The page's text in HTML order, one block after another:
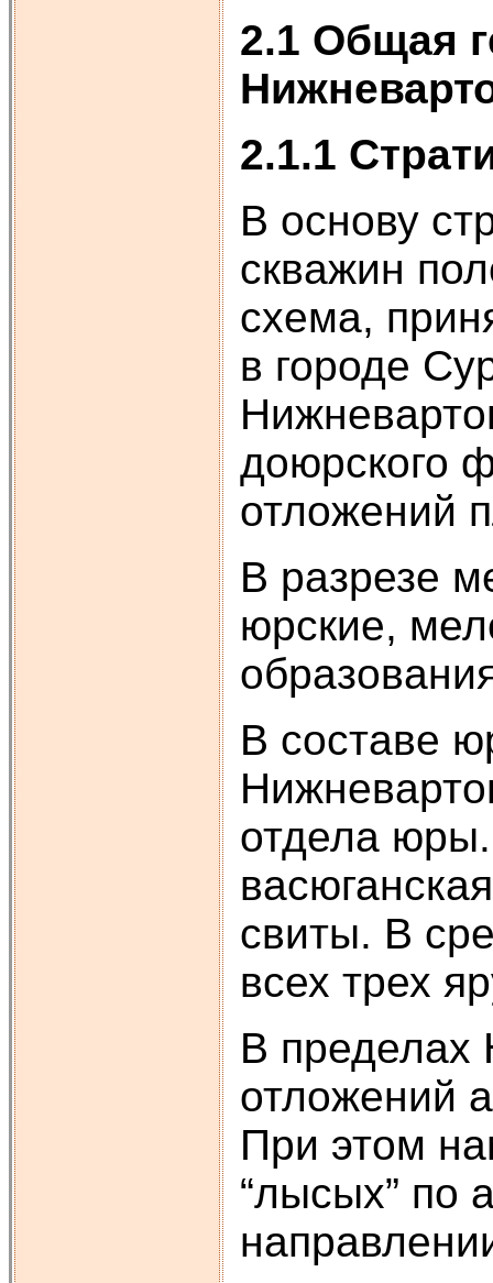
2.1 Общая
2.1.1
В основу
скважин
схема,
в городе
доюрского
отложений
В разрезе
юрские,
В составе
отдела
свиты. В
всех трех
В пределах
отложений
При этом
“лысых” по